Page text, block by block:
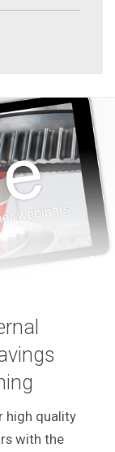
high quality
with the